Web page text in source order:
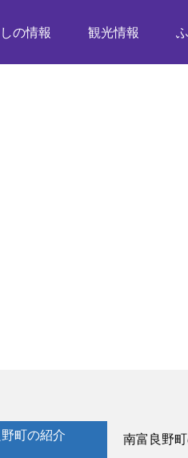
の情報 観光情報
町の紹介 南富良野